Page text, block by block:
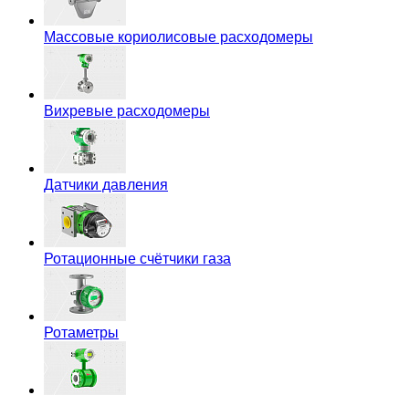
Массовые кориолисовые расходомеры
Вихревые расходомеры
Датчики давления
Ротационные счётчики газа
Ротаметры